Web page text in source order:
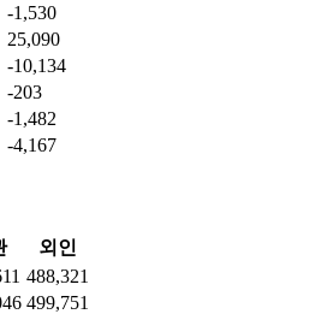
-1,530
25,090
-10,134
-203
-1,482
-4,167
외인
488,321
499,751